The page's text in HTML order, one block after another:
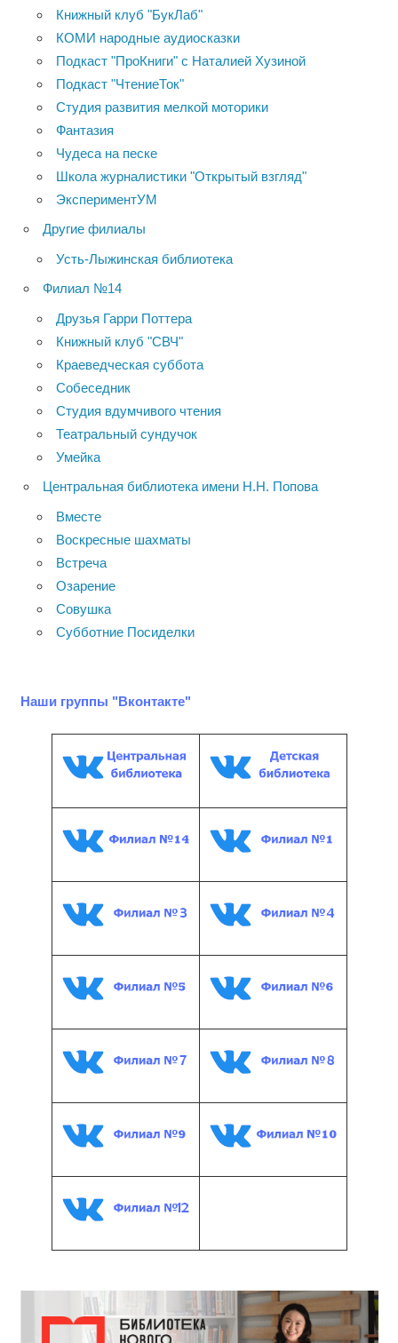
Книжный клуб "БукЛаб"
КОМИ народные аудиосказки
Подкаст "ПроКниги" с Наталией Хузиной
Подкаст "ЧтениеТок"
Студия развития мелкой моторики
Фантазия
Чудеса на песке
Школа журналистики "Открытый взгляд"
ЭкспериментУМ
Другие филиалы
Усть-Лыжинская библиотека
Филиал №14
Друзья Гарри Поттера
Книжный клуб "СВЧ"
Краеведческая суббота
Собеседник
Студия вдумчивого чтения
Театральный сундучок
Умейка
Центральная библиотека имени Н.Н. Попова
Вместе
Воскресные шахматы
Встреча
Озарение
Совушка
Субботние Посиделки
Наши группы "Вконтакте"